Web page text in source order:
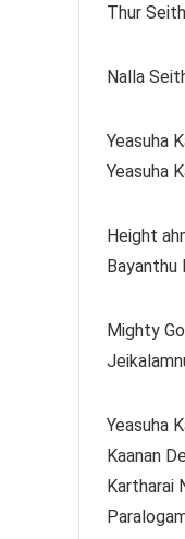
Thur
Nalla
Yeasuha
Yeasuha
Height
Bayanthu
Mighty
Yeasuha
Kaanan
Kartharai